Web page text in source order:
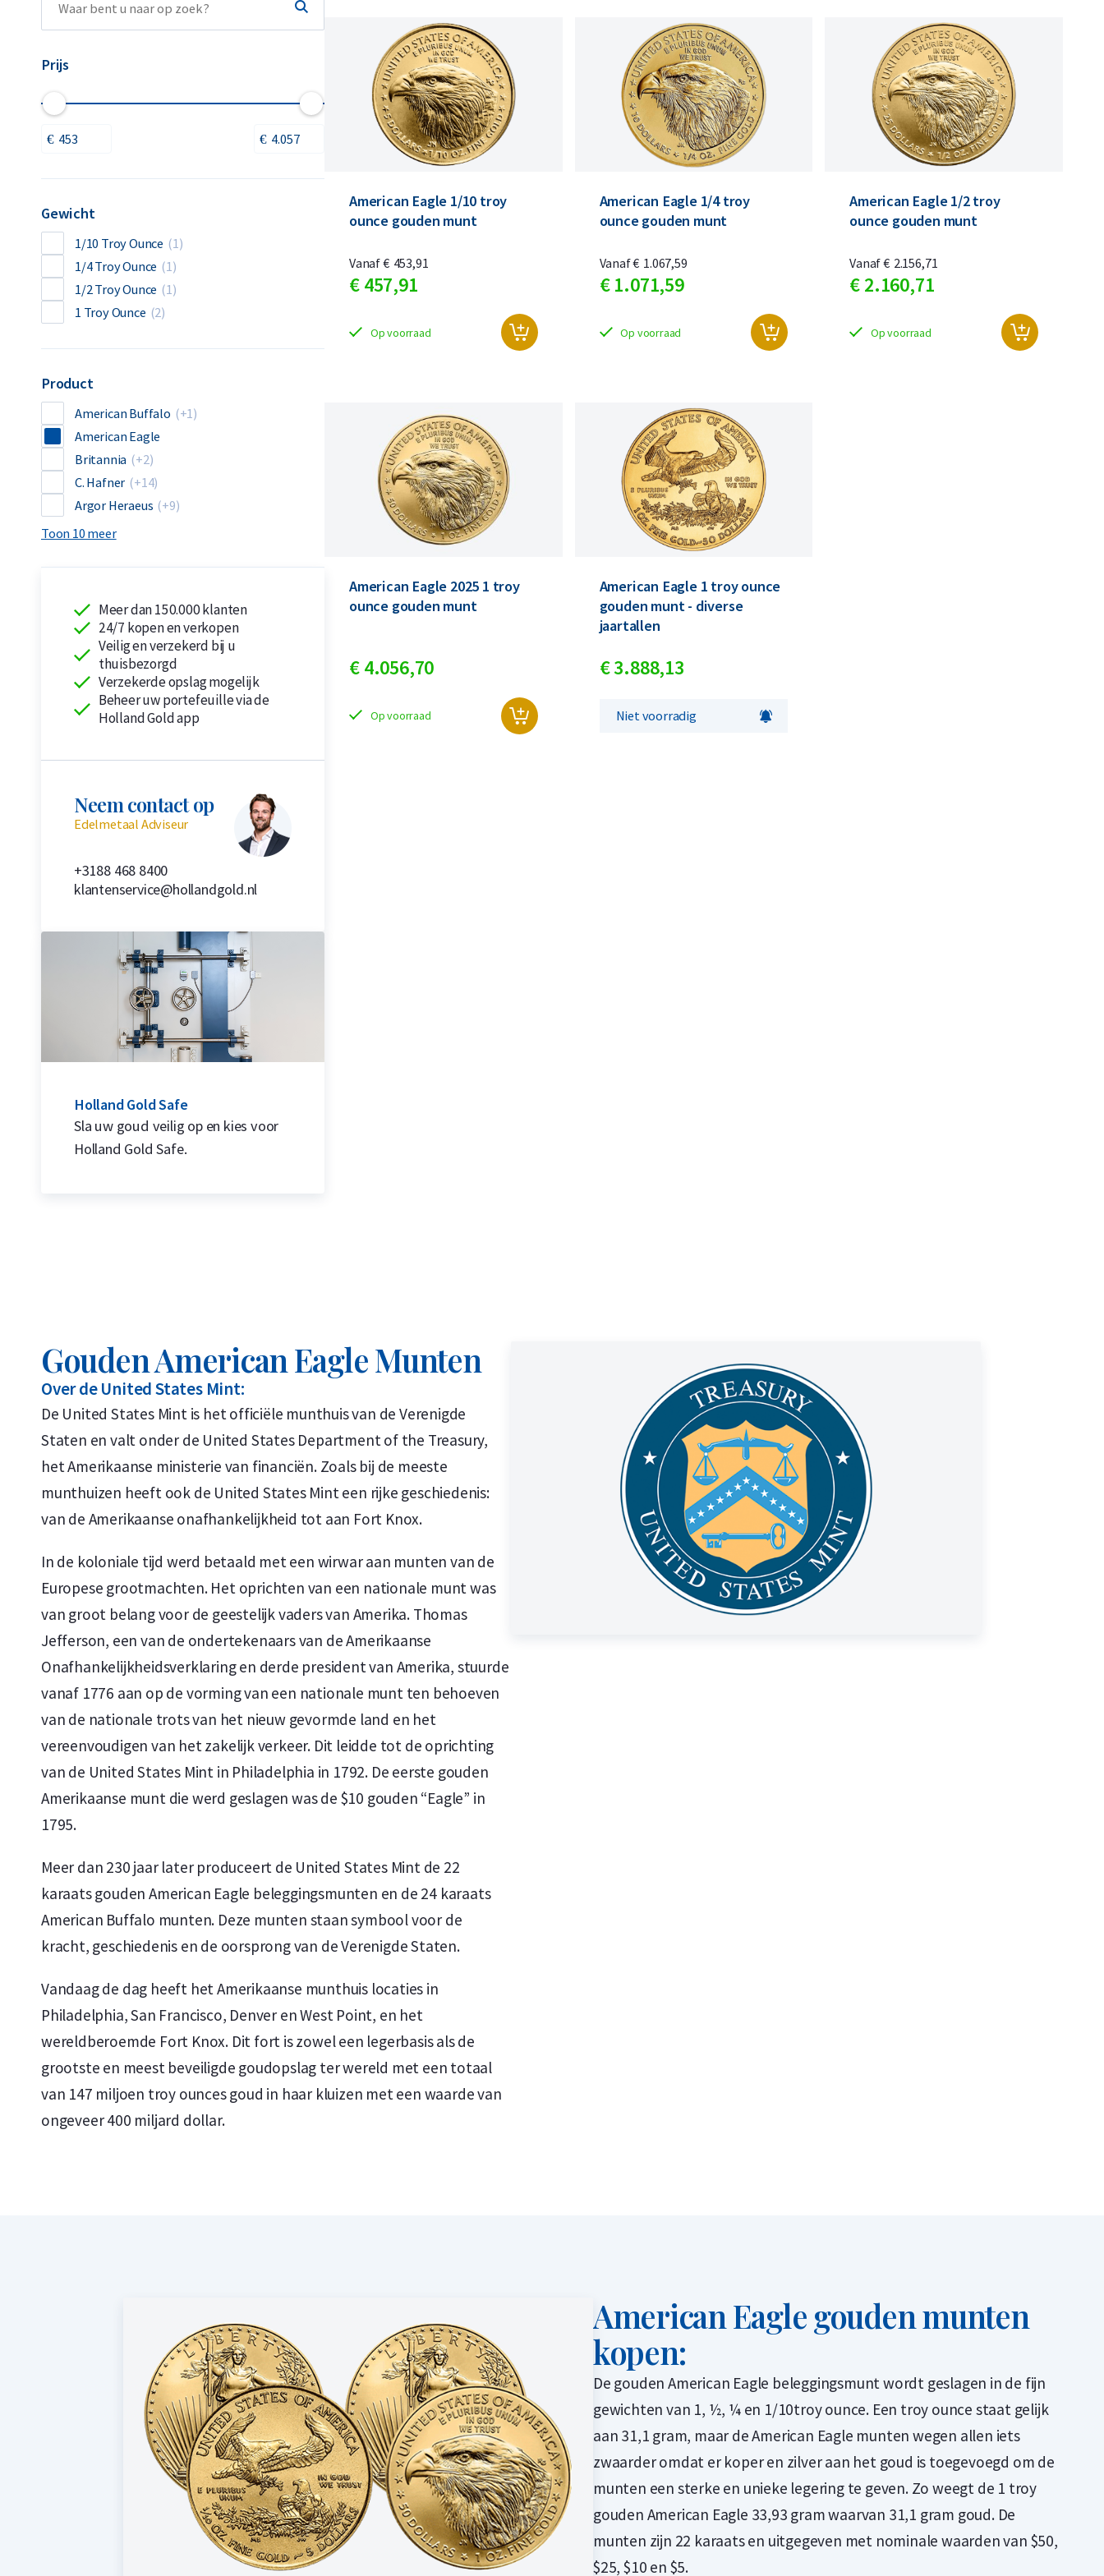
Koop nu de meest voordelige gouden munten en baren
Koop nu de meest voordelige zilveren munten en baren
Prijs
Gewicht
1/10 Troy Ounce (1)
1/4 Troy Ounce (1)
1/2 Troy Ounce (1)
1 Troy Ounce (2)
Product
American Buffalo (+1)
American Eagle
Britannia (+2)
C. Hafner (+14)
Argor Heraeus (+9)
Toon 10 meer
Meer dan 150.000 klanten
24/7 kopen en verkopen
Veilig en verzekerd bij u
thuisbezorgd
Verzekerde opslag mogelijk
Beheer uw portefeuille via de
Holland Gold app
Neem contact op
Edelmetaal Adviseur
+3188 468 8400
klantenservice@hollandgold.nl
Holland Gold Safe
Sla uw goud veilig op en kies voor
Holland Gold Safe.
American Eagle 1/10 troy
ounce gouden munt
€ 457,91
Vanaf€ 453,91
Op voorraad
American Eagle 1/4 troy
ounce gouden munt
€ 1.071,59
Vanaf€ 1.067,59
Op voorraad
American Eagle 1/2 troy
ounce gouden munt
€2.160,71
Vanaf€ 2.156,71
Op voorraad
American Eagle 2025 1 troy
ounce gouden munt
€ 4.056,70
Op voorraad
American Eagle 1 troy ounce
gouden munt - diverse
jaartallen
€3.888,13
Niet voorradig
Gouden American Eagle Munten
Over de United States Mint:
De United States Mint is het officiële munthuis van de Verenigde
Staten en valt onder de United States Department of the Treasury,
het Amerikaanse ministerie van financiën. Zoals bij de meeste
munthuizen heeft ook de United States Mint een rijke geschiedenis:
van de Amerikaanse onafhankelijkheid tot aan Fort Knox.
In de koloniale tijd werd betaald met een wirwar aan munten van de
Europese grootmachten. Het oprichten van een nationale munt was
van groot belang voor de geestelijk vaders van Amerika. Thomas
Jefferson, een van de ondertekenaars van de Amerikaanse
Onafhankelijkheidsverklaring en derde president van Amerika, stuurde
vanaf 1776 aan op de vorming van een nationale munt ten behoeven
van de nationale trots van het nieuw gevormde land en het
vereenvoudigen van het zakelijk verkeer. Dit leidde tot de oprichting
van de United States Mint in Philadelphia in 1792. De eerste gouden
Amerikaanse munt die werd geslagen was de $10 gouden “Eagle” in
1795.
Meer dan 230 jaar later produceert de United States Mint de 22
karaats gouden American Eagle beleggingsmunten en de 24 karaats
American Buffalo munten. Deze munten staan symbool voor de
kracht, geschiedenis en de oorsprong van de Verenigde Staten.
Vandaag de dag heeft het Amerikaanse munthuis locaties in
Philadelphia, San Francisco, Denver en West Point, en het
wereldberoemde Fort Knox. Dit fort is zowel een legerbasis als de
grootste en meest beveiligde goudopslag ter wereld met een totaal
van 147 miljoen troy ounces goud in haar kluizen met een waarde van
ongeveer 400 miljard dollar.
American Eagle gouden munten
kopen:
De gouden American Eagle beleggingsmunt wordt geslagen in de fijn
gewichten van 1, ½, ¼ en 1/10troy ounce. Een troy ounce staat gelijk
aan 31,1 gram, maar de American Eagle munten wegen allen iets
zwaarder omdat er koper en zilver aan het goud is toegevoegd om de
munten een sterke en unieke legering te geven. Zo weegt de 1 troy
gouden American Eagle 33,93 gram waarvan 31,1 gram goud. De
munten zijn 22 karaats en uitgegeven met nominale waarden van $50,
$25, $10 en $5.